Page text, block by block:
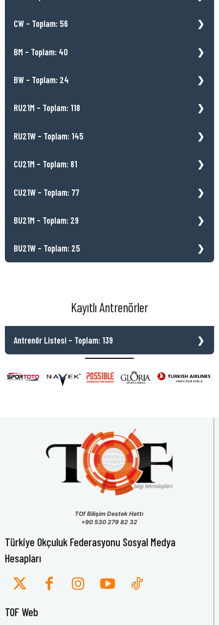
CW – Toplam: 56
BM – Toplam: 40
BW – Toplam: 24
RU21M – Toplam: 118
RU21W – Toplam: 145
CU21M – Toplam: 81
CU21W – Toplam: 77
BU21M – Toplam: 29
BU21W – Toplam: 25
Kayıtlı Antrenörler
Antrenör Listesi – Toplam: 139
TOf Bilişim Destek Hattı
+90 530 279 82 32
Türkiye Okçuluk Federasyonu Sosyal Medya
Hesapları
TOF Web